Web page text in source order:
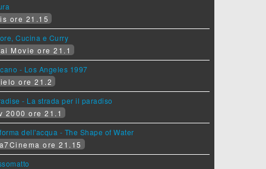
ore 21.15
Cucina e Curry
Movie ore 21.1
- Los Angeles 1997
ore 21.2
- La strada per il paradiso
2000 ore 21.1
dell'acqua - The Shape of Water
ore 21.15